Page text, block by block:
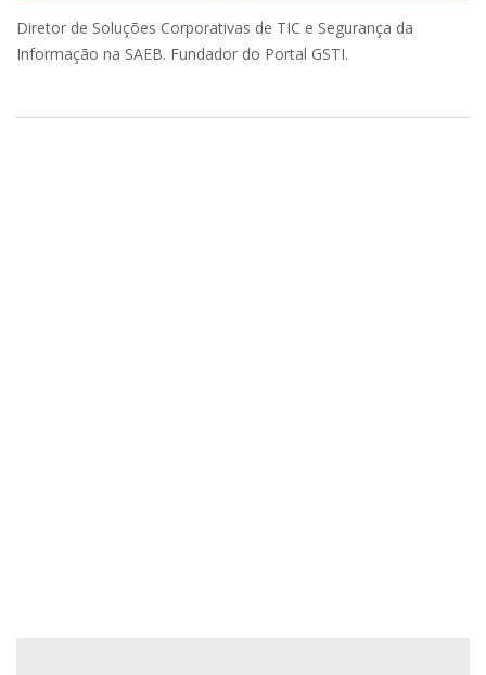
Diretor de Soluções Corporativas de TIC e Segurança da
Informação na SAEB. Fundador do Portal GSTI.